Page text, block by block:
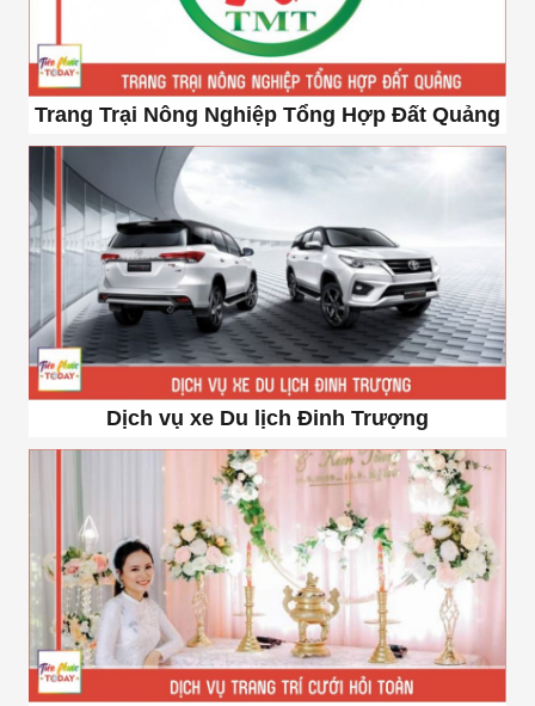
Trang Trại Nông Nghiệp Tổng Hợp Đất Quảng
Dịch vụ xe Du lịch Đinh Trượng